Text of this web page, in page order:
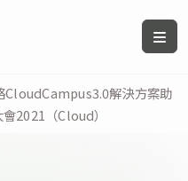
CloudCampus3.0解決方案助
2021（Cloud）